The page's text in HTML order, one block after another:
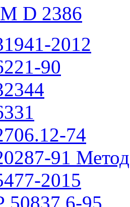
D 2386
2012
90
74
91
2015